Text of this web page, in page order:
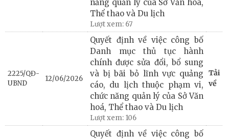
năng quản lý của Sở Văn hoá,
Thể thao và Du lịch
Lượt xem: 67
2225/QĐ-
UBND
12/06/2026
Quyết định về việc công bố
Danh mục thủ tục hành
chính được sửa đổi, bổ sung
và bị bãi bỏ lĩnh vực quảng
cáo, du lịch thuộc phạm vi,
chức năng quản lý của Sở Văn
hoá, Thể thao và Du lịch
Lượt xem: 106
Tải
về
Quyết định về việc công bố